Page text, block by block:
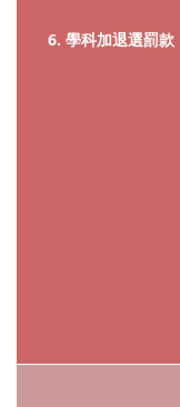
6. 學科加退選罰款